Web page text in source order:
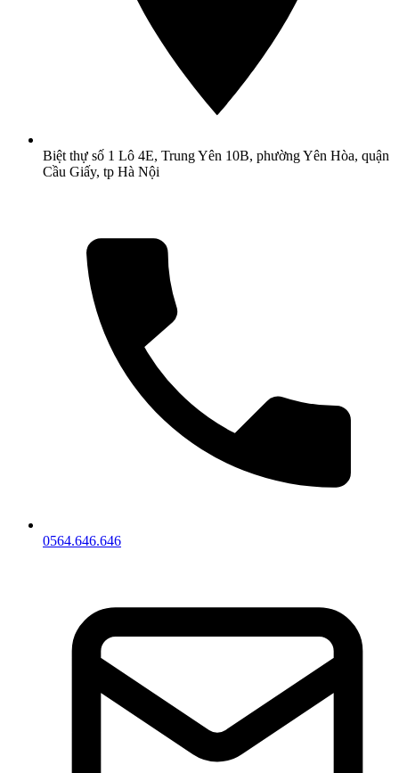
Biệt thự số 1 Lô 4E, Trung Yên 10B, phường Yên Hòa, quận
Cầu Giấy, tp Hà Nội
0564.646.646